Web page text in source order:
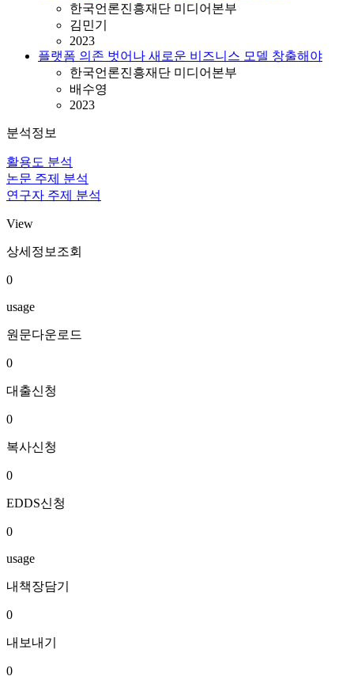
한국언론진흥재단 미디어본부
김민기
2023
플랫폼 의존 벗어나 새로운 비즈니스 모델 창출해야
한국언론진흥재단 미디어본부
배수영
2023
분석정보
활용도 분석
논문 주제 분석
연구자 주제 분석
View
상세정보조회
0
usage
원문다운로드
0
대출신청
0
복사신청
0
EDDS신청
0
usage
내책장담기
0
내보내기
0